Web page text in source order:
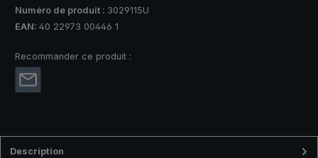
Numéro de produit : 3029115U
EAN: 40 22973 00446 1
Recommander ce produit :
Description